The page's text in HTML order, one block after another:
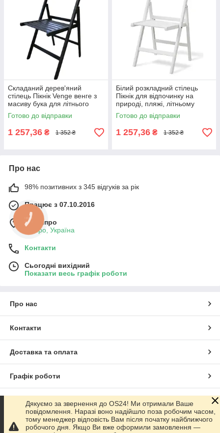
Складаний дерев'яний
стілець Пікнік Venge венге з
масиву бука для літнього
майданчика, тераси та кафе
Мікс Мебель
Готово до відправки
1 257,36 ₴ 1 352 ₴
Білий розкладний стілець
Пікнік для відпочинку на
природі, пляжі, літньому
кафе, саду, дачі,цернмоній
Мікс Меблі
Готово до відправки
1 257,36 ₴ 1 352 ₴
Про нас
98% позитивних з 345 відгуків за рік
Працює з 07.10.2016
м. Дніпро
Дніпро, Україна
Контакти
Сьогодні вихідний
Показати весь графік роботи
Про нас
Контакти
Доставка та оплата
Графік роботи
Повна версія сайту
Сайт створено на маркетплейсіProm.ua
Дякуємо за звернення до OS24! Ми отримали Ваше
повідомлення. Наразі воно надійшло поза робочим часом,
тому менеджер відповість Вам після початку найближчого
робочого дня. Якщо Ви вже оформили замовлення —
КНОПКА
ЗВ'ЯЗКУ